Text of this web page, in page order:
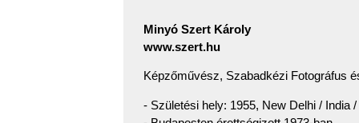
Minyó Szert Károly
www.szert.hu
Képzőművész, Szabadkézi Fotográfus
- Születési hely: 1955, New Delhi / India /